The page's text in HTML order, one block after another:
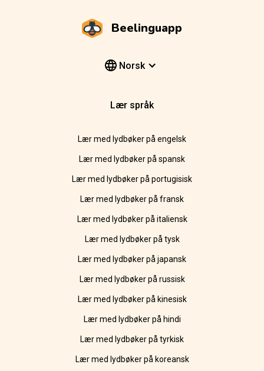
Beelinguapp
Norsk
Lær språk
Lær med lydbøker på engelsk
Lær med lydbøker på spansk
Lær med lydbøker på portugisisk
Lær med lydbøker på fransk
Lær med lydbøker på italiensk
Lær med lydbøker på tysk
Lær med lydbøker på japansk
Lær med lydbøker på russisk
Lær med lydbøker på kinesisk
Lær med lydbøker på hindi
Lær med lydbøker på tyrkisk
Lær med lydbøker på koreansk